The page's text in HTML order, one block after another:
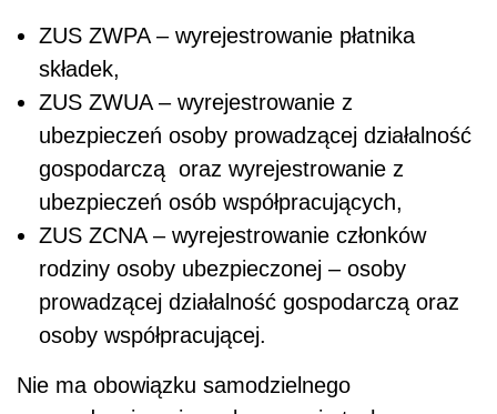
ZUS ZWPA – wyrejestrowanie płatnika
składek,
ZUS ZWUA – wyrejestrowanie z
ubezpieczeń osoby prowadzącej działalność
gospodarczą oraz wyrejestrowanie z
ubezpieczeń osób współpracujących,
ZUS ZCNA – wyrejestrowanie członków
rodziny osoby ubezpieczonej – osoby
prowadzącej działalność gospodarczą oraz
osoby współpracującej.
Nie ma obowiązku samodzielnego